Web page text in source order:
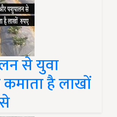
से युवा
है लाखों